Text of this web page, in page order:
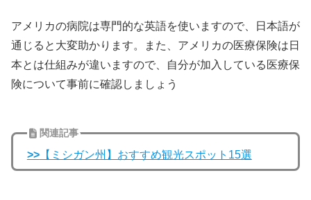
アメリカの病院は専門的な英語を使いますので、日本語が
通じると大変助かります。また、アメリカの医療保険は日
本とは仕組みが違いますので、自分が加入している医療保
険について事前に確認しましょう
関連記事
>>【ミシガン州】おすすめ観光スポット15選